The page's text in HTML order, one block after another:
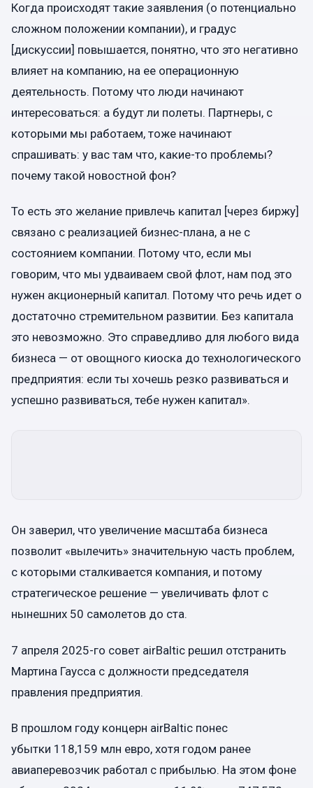
Когда происходят такие заявления (о потенциально
сложном положении компании), и градус
[дискуссии] повышается, понятно, что это негативно
влияет на компанию, на ее операционную
деятельность. Потому что люди начинают
интересоваться: а будут ли полеты. Партнеры, с
которыми мы работаем, тоже начинают
спрашивать: у вас там что, какие-то проблемы?
почему такой новостной фон?
То есть это желание привлечь капитал [через биржу]
связано с реализацией бизнес-плана, а не с
состоянием компании. Потому что, если мы
говорим, что мы удваиваем свой флот, нам под это
нужен акционерный капитал. Потому что речь идет о
достаточно стремительном развитии. Без капитала
это невозможно. Это справедливо для любого вида
бизнеса — от овощного киоска до технологического
предприятия: если ты хочешь резко развиваться и
успешно развиваться, тебе нужен капитал».
Он заверил, что увеличение масштаба бизнеса
позволит «вылечить» значительную часть проблем,
с которыми сталкивается компания, и потому
стратегическое решение — увеличивать флот с
нынешних 50 самолетов до ста.
7 апреля 2025-го совет airBaltic решил отстранить
Мартина Гаусса с должности председателя
правления предприятия.
В прошлом году концерн airBaltic понес
убытки 118,159 млн евро, хотя годом ранее
авиаперевозчик работал с прибылью. На этом фоне